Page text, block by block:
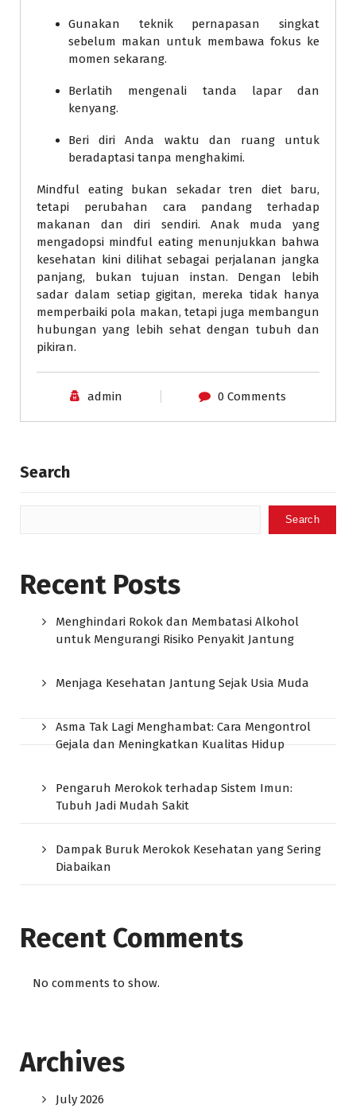
Gunakan teknik pernapasan singkat
sebelum makan untuk membawa fokus ke
momen sekarang.
Berlatih mengenali tanda lapar dan
kenyang.
Beri diri Anda waktu dan ruang untuk
beradaptasi tanpa menghakimi.
Mindful eating bukan sekadar tren diet baru,
tetapi perubahan cara pandang terhadap
makanan dan diri sendiri. Anak muda yang
mengadopsi mindful eating menunjukkan bahwa
kesehatan kini dilihat sebagai perjalanan jangka
panjang, bukan tujuan instan. Dengan lebih
sadar dalam setiap gigitan, mereka tidak hanya
memperbaiki pola makan, tetapi juga membangun
hubungan yang lebih sehat dengan tubuh dan
pikiran.
admin 0 Comments
Search
Search
Recent Posts
Menghindari Rokok dan Membatasi Alkohol
untuk Mengurangi Risiko Penyakit Jantung
Menjaga Kesehatan Jantung Sejak Usia Muda
Asma Tak Lagi Menghambat: Cara Mengontrol
Gejala dan Meningkatkan Kualitas Hidup
Pengaruh Merokok terhadap Sistem Imun:
Tubuh Jadi Mudah Sakit
Dampak Buruk Merokok Kesehatan yang Sering
Diabaikan
Recent Comments
No comments to show.
Archives
July 2026